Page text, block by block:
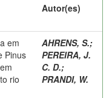
Autor(es)
em
Pinus
rio
AHRENS, S.;
PEREIRA, J.
C. D.;
PRANDI, W.